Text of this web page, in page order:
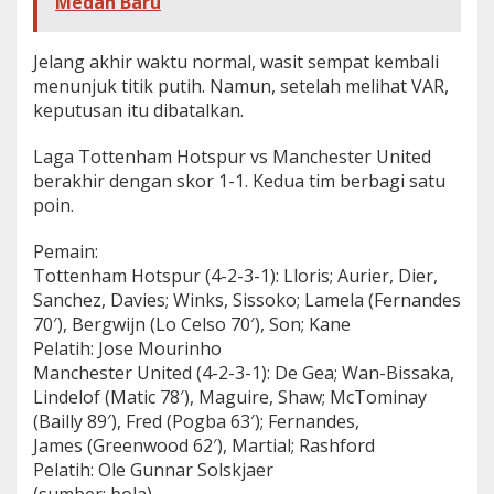
Jelang akhir waktu normal, wasit sempat kembali
menunjuk titik putih. Namun, setelah melihat VAR,
keputusan itu dibatalkan.
Laga Tottenham Hotspur vs Manchester United
berakhir dengan skor 1-1. Kedua tim berbagi satu
poin.
Pemain:
Tottenham Hotspur (4-2-3-1): Lloris; Aurier, Dier,
Sanchez, Davies; Winks, Sissoko; Lamela (Fernandes
70′), Bergwijn (Lo Celso 70′), Son; Kane
Pelatih: Jose Mourinho
Manchester United (4-2-3-1): De Gea; Wan-Bissaka,
Lindelof (Matic 78′), Maguire, Shaw; McTominay
(Bailly 89′), Fred (Pogba 63′); Fernandes,
James (Greenwood 62′), Martial; Rashford
Pelatih: Ole Gunnar Solskjaer